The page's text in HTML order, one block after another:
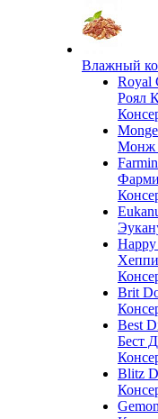
Влажный
Royal
Роял
Монж
Brit
Best
Бест
Blitz